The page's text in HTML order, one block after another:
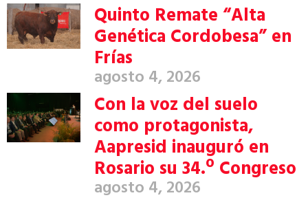
Quinto Remate “Alta
Genética Cordobesa” en
Frías
agosto 4, 2026
Con la voz del suelo
como protagonista,
Aapresid inauguró en
Rosario su 34.º Congreso
agosto 4, 2026